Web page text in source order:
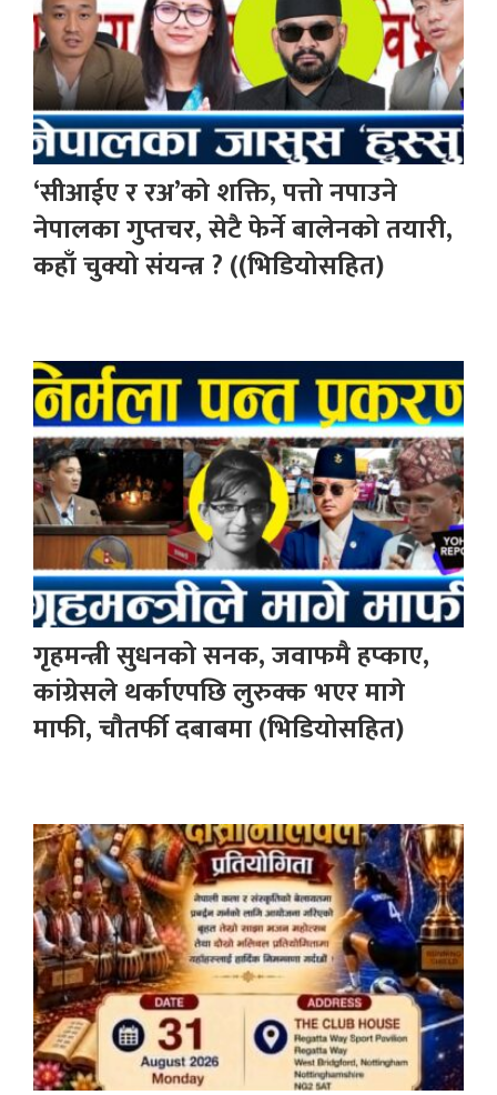
‘सीआईए र रअ’को शक्ति, पत्तो नपाउने
नेपालका गुप्तचर, सेटै फेर्ने बालेनको तयारी,
कहाँ चुक्यो संयन्त्र ? ((भिडियोसहित)
गृहमन्त्री सुधनको सनक, जवाफमै हप्काए,
कांग्रेसले थर्काएपछि लुरुक्क भएर मागे
माफी, चौतर्फी दबाबमा (भिडियोसहित)